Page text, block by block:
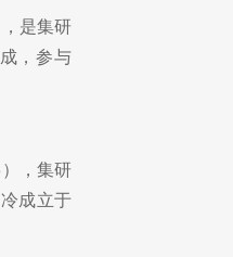
是集研
，­参与
，集研
成立于